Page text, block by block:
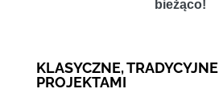
bieżąco!
KLASYCZNE,
PROJEKTAMI